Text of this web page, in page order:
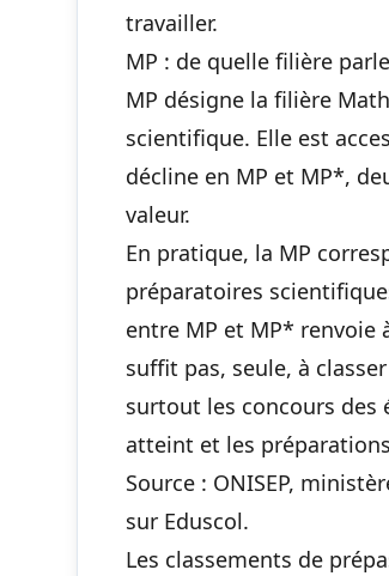
travailler.
MP : de quelle filière
MP désigne la filière
scientifique. Elle est
décline en MP et MP*,
valeur.
En pratique, la MP
préparatoires
entre MP et MP* renvoie
suffit pas, seule, à
surtout les concours des
atteint et les
Source : ONISEP,
sur Eduscol.
Les classements de